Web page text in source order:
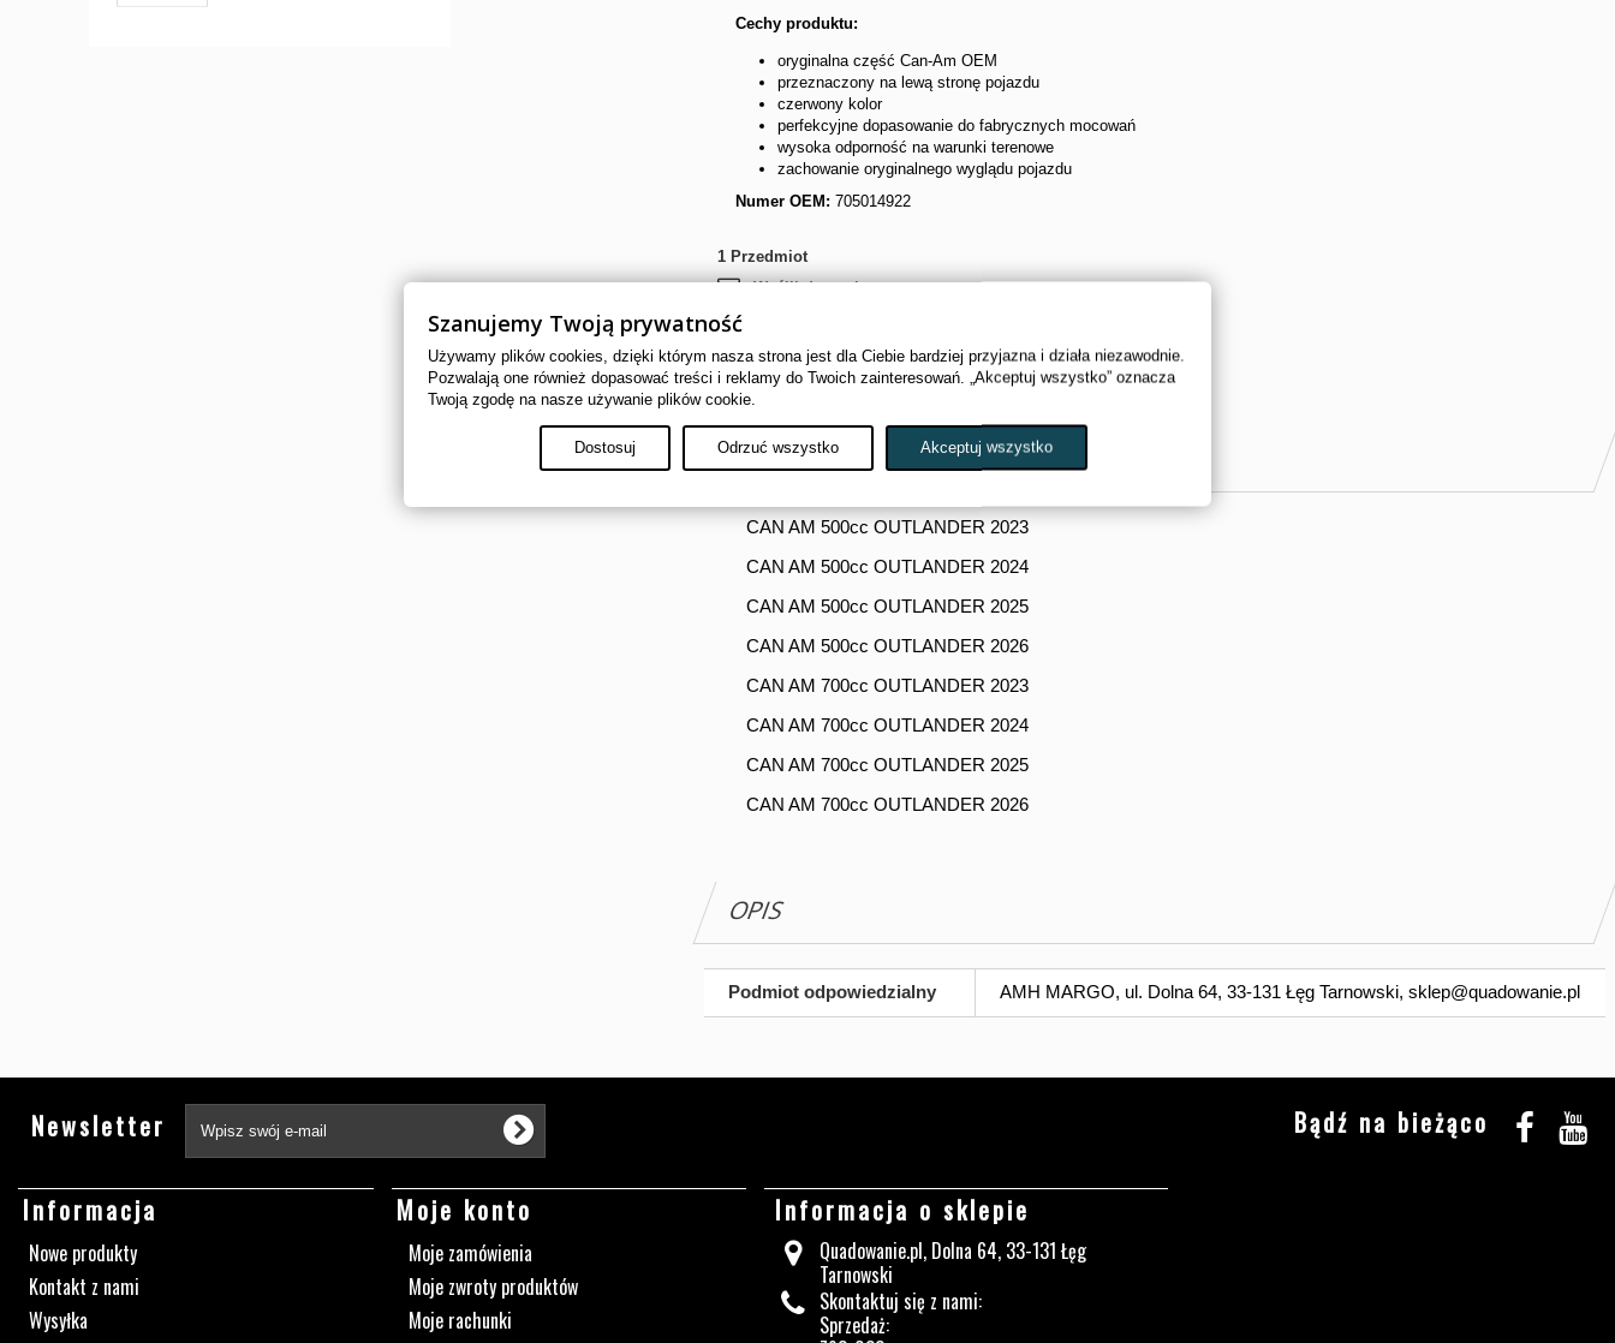
Cechy produktu:
oryginalna część Can-Am OEM
przeznaczony na lewą stronę pojazdu
czerwony kolor
perfekcyjne dopasowanie do fabrycznych mocowań
wysoka odporność na warunki terenowe
zachowanie oryginalnego wyglądu pojazdu
Numer OEM: 705014922
1 Przedmiot
Wyślij do znajomego
PASUJE DO
CAN AM 500cc OUTLANDER 2023
CAN AM 500cc OUTLANDER 2024
CAN AM 500cc OUTLANDER 2025
CAN AM 500cc OUTLANDER 2026
CAN AM 700cc OUTLANDER 2023
CAN AM 700cc OUTLANDER 2024
CAN AM 700cc OUTLANDER 2025
CAN AM 700cc OUTLANDER 2026
OPIS
Podmiot odpowiedzialny AMH MARGO, ul. Dolna 64, 33-131 Łęg Tarnowski, sklep@quadowanie.pl
Newsletter Bądź na bieżąco
Informacja
Nowe produkty
Kontakt z nami
Wysyłka
Moje konto
Moje zamówienia
Moje zwroty produktów
Moje rachunki
Informacja o sklepie
Quadowanie.pl, Dolna 64, 33-131 Łęg
Tarnowski
Skontaktuj się z nami:
Sprzedaż:
Szanujemy Twoją prywatność
Używamy plików cookies, dzięki którym nasza strona jest dla Ciebie bardziej przyjazna i działa niezawodnie.
Pozwalają one również dopasować treści i reklamy do Twoich zainteresowań. „Akceptuj wszystko” oznacza
Twoją zgodę na nasze używanie plików cookie.
Dostosuj Odrzuć wszystko Akceptuj wszystko